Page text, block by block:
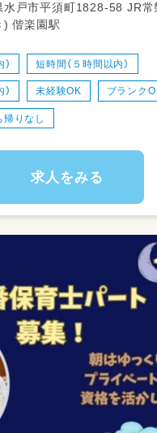
！
務あり（ＡＴ可）
て取り組みをしています。
バランスを重視した運営を
市平須町1828-58 JR常磐線(取手～
) 偕楽園駅
短時間（５時間以内）
未経験OK ブランク
帰りなし
求人をみる